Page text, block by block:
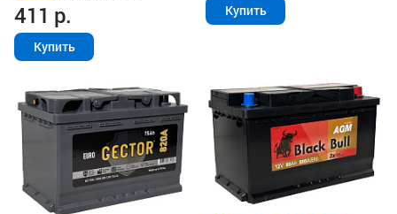
411 р.
Купить
Купить